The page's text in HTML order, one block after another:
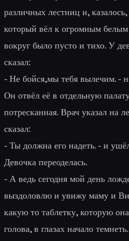
различных лестниц и,
который вёл к огромным
вокруг было пусто и тихо. У
сказал:
- Не бойся,мы тебя вылечим. -
Он отвёл её в отдельную
потресканная. Врач указал на
сказал:
- Ты должна его надеть. - и
Девочка переоделась.
- А ведь сегодня мой день
выздоловлю и увижу маму и
какую то таблетку, которую
голова, в глазах начало